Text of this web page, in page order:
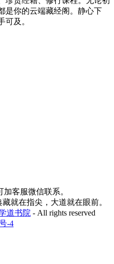
是你的云端藏经阁。静心下
可及。
客服微信联系。
就在指尖，大道就在眼前。
道书院 - All rights reserved
-4